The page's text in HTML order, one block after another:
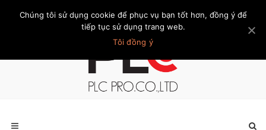
Trang chủ Giới thiệu Khách hàng Liên hệ Thành viên
Chúng tôi sử dụng cookie để phục vụ bạn tốt hơn, đồng ý để
tiếp tục sử dụng trang web.
Tôi đồng ý